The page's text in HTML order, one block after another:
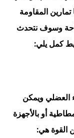
المقاومة
وسوف نتحدث
كمل يلي:
العضلي ويمكن
أو بالأجهزة
القوة هي: